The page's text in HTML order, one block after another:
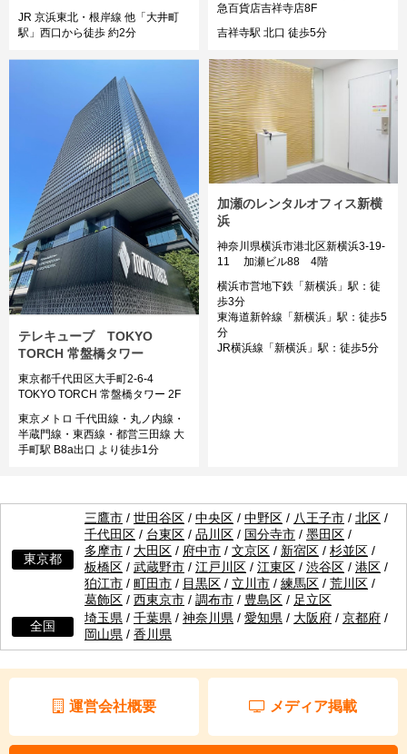
JR 京浜東北・根岸線 他「大井町
駅」西口から徒歩 約2分
急百貨店吉祥寺店8F
吉祥寺駅 北⼝ 徒歩5分
テレキューブ TOKYO
TORCH 常盤橋タワー
東京都千代田区大手町2-6-4
TOKYO TORCH 常盤橋タワー 2F
東京メトロ 千代田線・丸ノ内線・
半蔵門線・東西線・都営三田線 大
手町駅 B8a出口 より徒歩1分
加瀬のレンタルオフィス新横
浜
神奈川県横浜市港北区新横浜3-19-
11 加瀬ビル88 4階
横浜市営地下鉄「新横浜」駅：徒
歩3分
東海道新幹線「新横浜」駅：徒歩5
分
JR横浜線「新横浜」駅：徒歩5分
東京都
三鷹市 / 世田谷区 / 中央区 / 中野区 / 八王子市 / 北区 /
千代田区 / 台東区 / 品川区 / 国分寺市 / 墨田区 /
多摩市 / 大田区 / 府中市 / 文京区 / 新宿区 / 杉並区 /
板橋区 / 武蔵野市 / 江戸川区 / 江東区 / 渋谷区 / 港区 /
狛江市 / 町田市 / 目黒区 / 立川市 / 練馬区 / 荒川区 /
葛飾区 / 西東京市 / 調布市 / 豊島区 / 足立区
全国
埼玉県 / 千葉県 / 神奈川県 / 愛知県 / 大阪府 / 京都府 /
岡山県 / 香川県
運営会社概要 メディア掲載